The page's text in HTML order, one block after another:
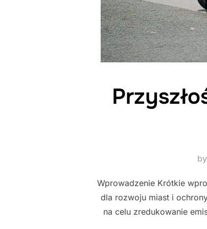
by
Wprowadzenie Krótkie
dla rozwoju miast i
na celu zredukowanie